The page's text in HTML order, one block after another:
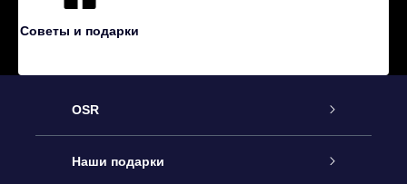
Советы и подарки
OSR
Обслуживание
Наши подарки